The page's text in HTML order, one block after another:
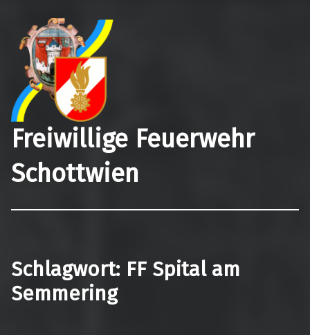
Freiwillige Feuerwehr
Schottwien
Schlagwort: FF Spital am
Semmering